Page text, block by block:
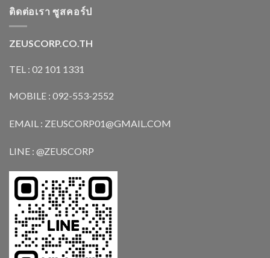
ติดต่อเรา ซูสคอร์ป
ZEUSCORP.CO.TH
TEL : 02 101 1331
MOBILE : 092-553-2552
EMAIL : ZEUSCORP01@GMAIL.COM
LINE : @ZEUSCORP